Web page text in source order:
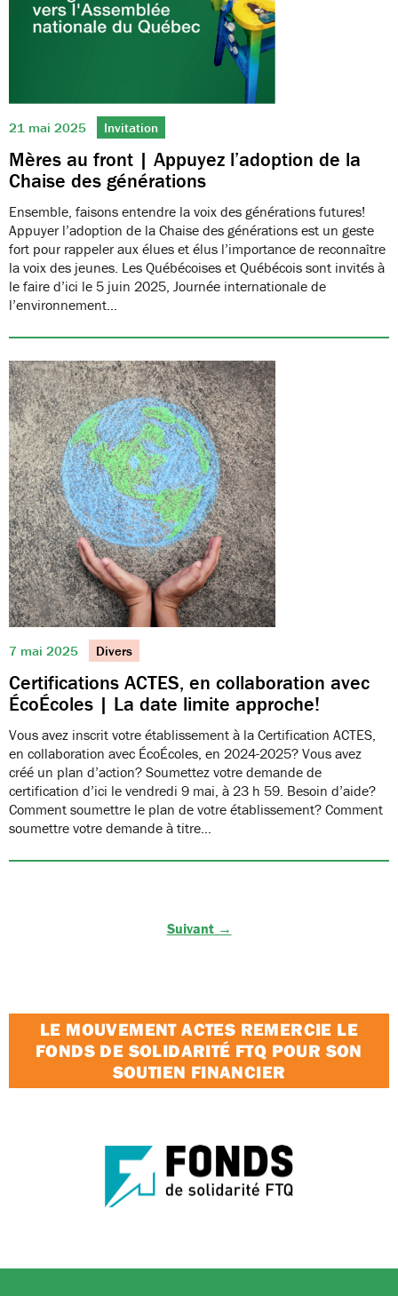
21 mai 2025 Invitation
Mères au front | Appuyez l’adoption de la
Chaise des générations
Ensemble, faisons entendre la voix des générations futures!
Appuyer l’adoption de la Chaise des générations est un geste
fort pour rappeler aux élues et élus l’importance de reconnaître
la voix des jeunes. Les Québécoises et Québécois sont invités à
le faire d’ici le 5 juin 2025, Journée internationale de
l’environnement…
7 mai 2025 Divers
Certifications ACTES, en collaboration avec
ÉcoÉcoles | La date limite approche!
Vous avez inscrit votre établissement à la Certification ACTES,
en collaboration avec ÉcoÉcoles, en 2024-2025? Vous avez
créé un plan d’action? Soumettez votre demande de
certification d’ici le vendredi 9 mai, à 23 h 59. Besoin d’aide?
Comment soumettre le plan de votre établissement? Comment
soumettre votre demande à titre…
Suivant →
LE MOUVEMENT ACTES REMERCIE LE
FONDS DE SOLIDARITÉ FTQ POUR SON
SOUTIEN FINANCIER